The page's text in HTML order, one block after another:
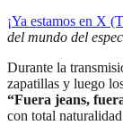
¡Ya estamos en X
del mundo del
Durante la
zapatillas y luego
“Fuera jeans,
con total